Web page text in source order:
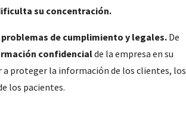
su concentración.
problemas de cumplimiento y legales. De
confidencialde la empresa en su
a proteger la información de los clientes, los
los pacientes.